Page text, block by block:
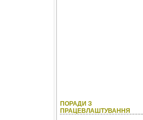
ПОРАДИ З
ПРАЦЕВЛАШТУВАННЯ